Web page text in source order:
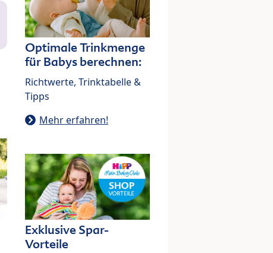
Optimale Trinkmenge
für Babys berechnen:
Richtwerte, Trinktabelle &
Tipps
Mehr erfahren!
Exklusive Spar-
Vorteile